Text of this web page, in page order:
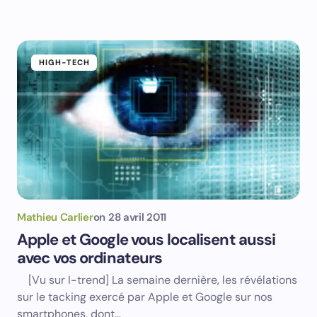
HIGH-TECH
Mathieu Carlieron 28 avril 2011
Apple et Google vous localisent aussi
avec vos ordinateurs
[Vu sur I-trend] La semaine dernière, les révélations
sur le tacking exercé par Apple et Google sur nos
smartphones, dont…